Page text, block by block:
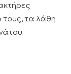
τους, τα λάθη